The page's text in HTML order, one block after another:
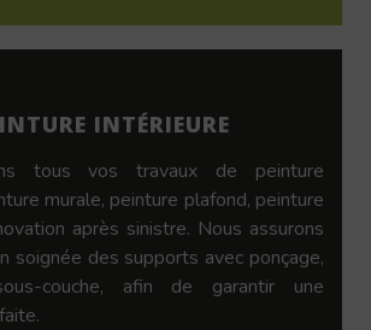
INTÉRIEURE
tous vos travaux de peinture
murale, peinture plafond, peinture
après sinistre. Nous assurons
soignée des supports avec ponçage,
couche, afin de garantir une